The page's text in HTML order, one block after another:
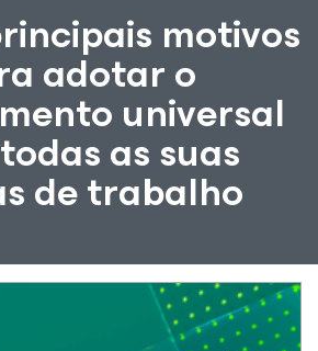
motivos
adotar o
universal
as suas
de trabalho